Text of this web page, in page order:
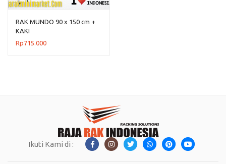
RAK MUNDO 90 x 150 cm +
KAKI
Rp715.000
Ikuti Kami di :